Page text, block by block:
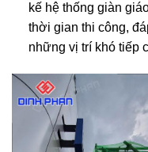
kế hệ thống giàn
thời gian thi công,
những vị trí khó tiếp